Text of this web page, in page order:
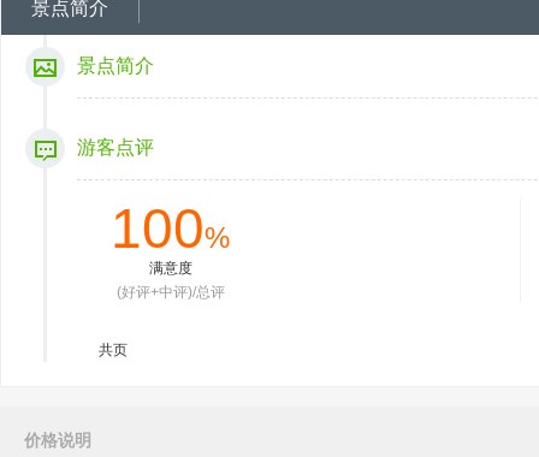
景点简介
景点简介
游客点评
100%
满意度
(好评+中评)/总评
共页
价格说明